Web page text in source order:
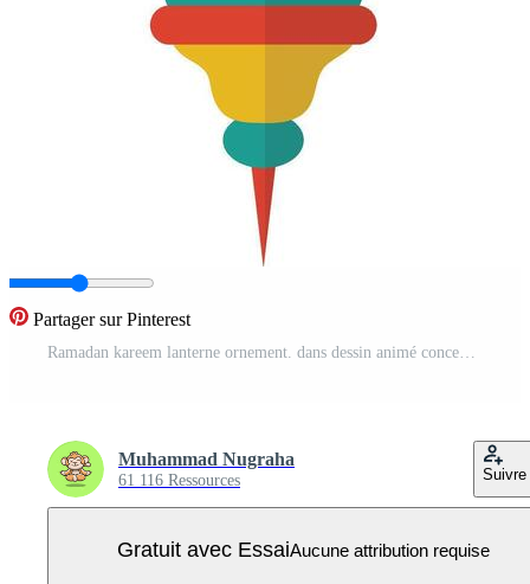
Partager sur Pinterest
Ramadan kareem lanterne ornement. dans dessin animé conception style Vecteur Pro
Muhammad Nugraha
61 116 Ressources Suivre
Gratuit avec EssaiAucune attribution requise